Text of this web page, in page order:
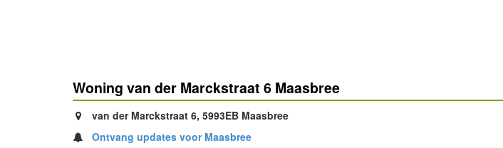
Woning van der Marckstraat 6 Maasbree
van der Marckstraat 6, 5993EB Maasbree
Ontvang updates voor Maasbree